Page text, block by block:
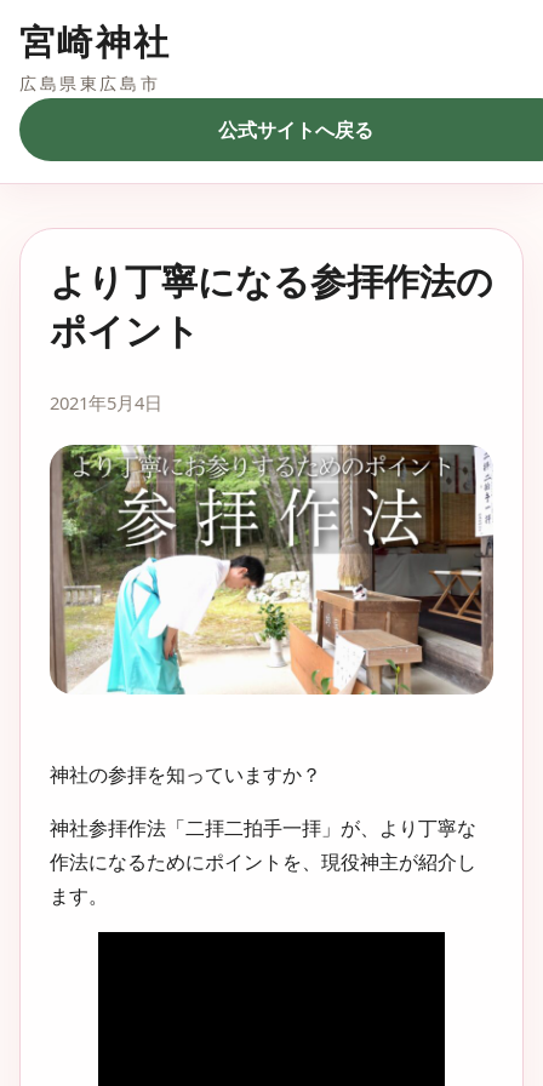
宮崎神社
広島県東広島市
公式サイトへ戻る
より丁寧になる参拝作法の
ポイント
2021年5月4日
神社の参拝を知っていますか？
神社参拝作法「二拝二拍手一拝」が、より丁寧な
作法になるためにポイントを、現役神主が紹介し
ます。